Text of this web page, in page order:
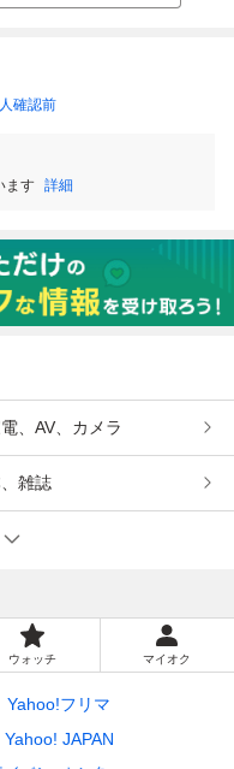
確認前
ます 詳細
、AV、カメラ
雑誌
ウォッチ マイオク
Yahoo!フリマ
Yahoo! JAPAN